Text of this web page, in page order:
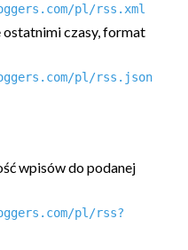
pl/rss.xml
ostatnimi czasy, format
pl/rss.json
wpisów do podanej
pl/rss?